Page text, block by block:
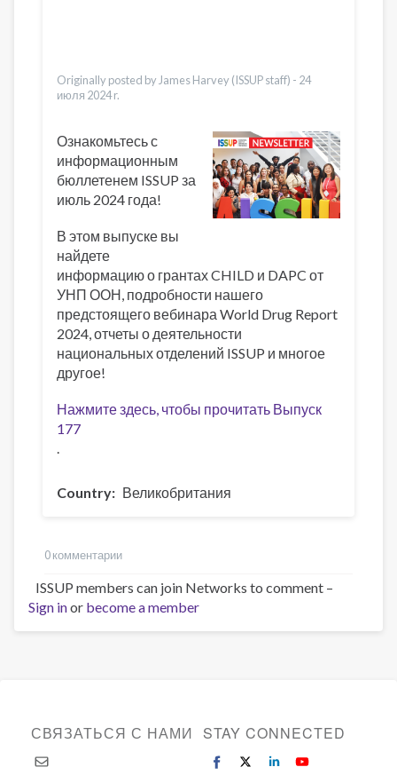
Originally posted by James Harvey (ISSUP staff) - 24
июля 2024 r.
Ознакомьтесь с
информационным
бюллетенем ISSUP за
июль 2024 года!
В этом выпуске вы
найдете
информацию о грантах CHILD и DAPC от
УНП ООН, подробности нашего
предстоящего вебинара World Drug Report
2024, отчеты о деятельности
национальных отделений ISSUP и многое
другое!
Нажмите здесь, чтобы прочитать Выпуск
177
.
Country Великобритания
0 комментарии
ISSUP members can join Networks to comment –
Sign inor become a member
СВЯЗАТЬСЯ С НАМИ STAY CONNECTED